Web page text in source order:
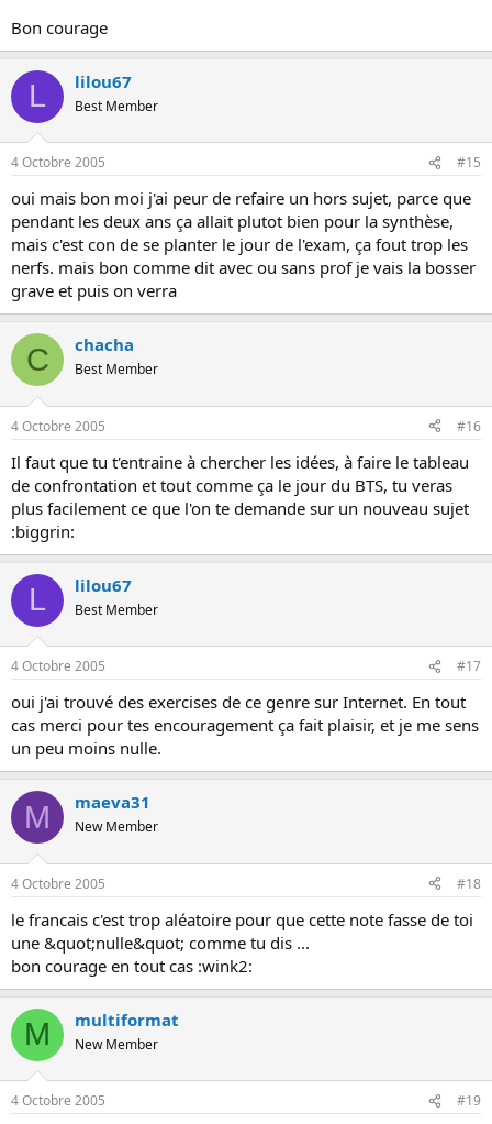
Bon courage
L lilou67
Best Member
4 Octobre 2005 #15
oui mais bon moi j'ai peur de refaire un hors sujet, parce que
pendant les deux ans ça allait plutot bien pour la synthèse,
mais c'est con de se planter le jour de l'exam, ça fout trop les
nerfs. mais bon comme dit avec ou sans prof je vais la bosser
grave et puis on verra
C chacha
Best Member
4 Octobre 2005 #16
Il faut que tu t'entraine à chercher les idées, à faire le tableau
de confrontation et tout comme ça le jour du BTS, tu veras
plus facilement ce que l'on te demande sur un nouveau sujet
:biggrin:
L lilou67
Best Member
4 Octobre 2005 #17
oui j'ai trouvé des exercises de ce genre sur Internet. En tout
cas merci pour tes encouragement ça fait plaisir, et je me sens
un peu moins nulle.
M maeva31
New Member
4 Octobre 2005 #18
le francais c'est trop aléatoire pour que cette note fasse de toi
une &quot;nulle&quot; comme tu dis ...
bon courage en tout cas :wink2:
M multiformat
New Member
4 Octobre 2005 #19